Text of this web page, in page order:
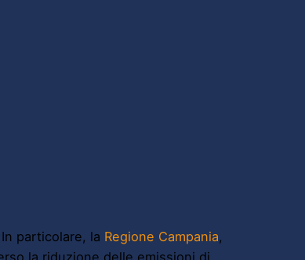
particolare, la Regione Campania,
la riduzione delle emissioni di